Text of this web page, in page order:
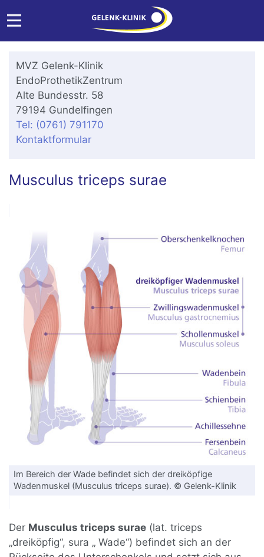
MVZ Gelenk-Klinik
EndoProthetikZentrum
Alte Bundesstr. 58
79194 Gundelfingen
Tel: (0761) 791170
Kontaktformular
Musculus triceps surae
Im Bereich der Wade befindet sich der dreiköpfige
Wadenmuskel (Musculus triceps surae). © Gelenk-Klinik
Der Musculus triceps surae (lat. triceps
„dreiköpfig“, sura „ Wade“) befindet sich an der